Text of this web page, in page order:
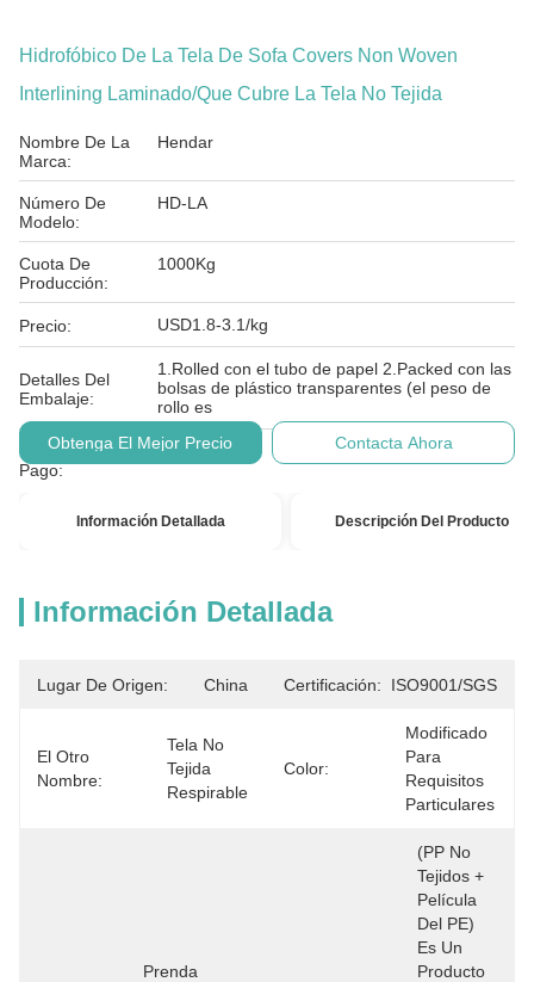
Hidrofóbico De La Tela De Sofa Covers Non Woven
Interlining Laminado/que Cubre La Tela No Tejida
Nombre De La
Marca:
Hendar
Número De
Modelo:
HD-LA
Cuota De
Producción:
1000Kg
Precio: USD1.8-3.1/kg
Detalles Del
Embalaje:
1.Rolled con el tubo de papel 2.Packed con las
bolsas de plástico transparentes (el peso de
rollo es
Condiciones De
Pago:
T/T
Obtenga El Mejor Precio Contacta Ahora
Información Detallada Descripción Del Producto
Información Detallada
Lugar De Origen: China Certificación: ISO9001/SGS
El Otro
Nombre:
Tela No
Tejida
Respirable
Color:
Modificado
Para
Requisitos
Particulares
Prenda
(PP No
Tejidos +
Película
Del PE)
Es Un
Producto